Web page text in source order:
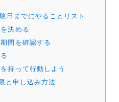
日までにやることリスト
決める
間を確認する
持って行動しよう
と申し込み方法